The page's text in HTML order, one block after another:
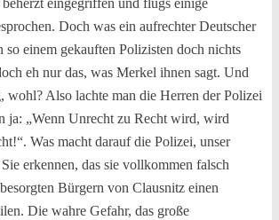
eingegriffen und flugs einige
Doch was ein aufrechter Deutscher
so einem gekauften Polizisten doch nichts
eh nur das, was Merkel ihnen sagt. Und
wohl? Also lachte man die Herren der Polizei
ja: „Wenn Unrecht zu Recht wird, wird
Was macht darauf die Polizei, unser
erkennen, das sie vollkommen falsch
Bürgern von Clausnitz einen
Die wahre Gefahr, das große